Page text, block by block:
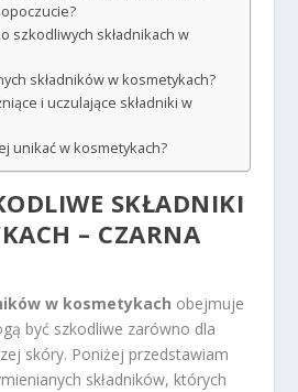
szkodliwych składnikach w
składników w kosmetykach?
i uczulające składniki w
unikać w kosmetykach?
SKŁADNIKI
– CZARNA
w kosmetykach obejmuje
być szkodliwe zarówno dla
skóry. Poniżej przedstawiam
składników, których